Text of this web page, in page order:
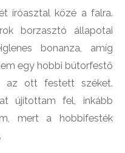
íróasztal közé a falra.
borzasztó állapotai
bonanza, amíg
egy hobbi bútorfestő
az ott festett széket.
újítottam fel, inkább
mert a hobbifesték